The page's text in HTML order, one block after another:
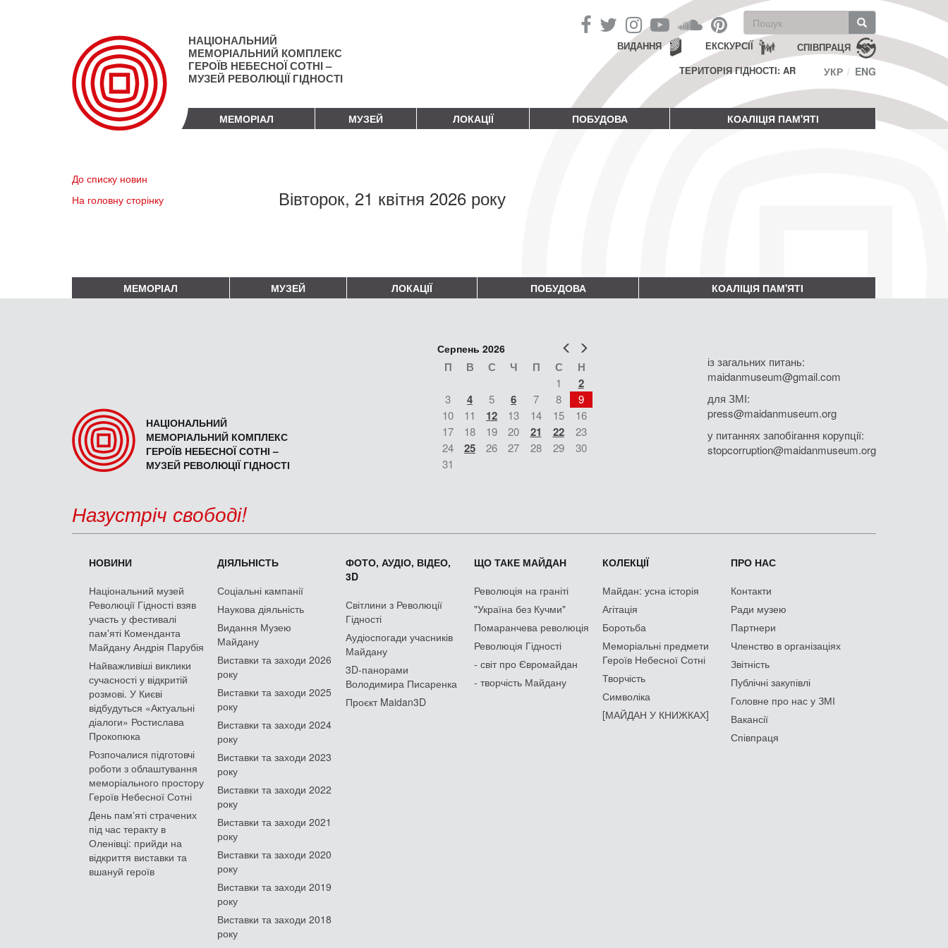
НАЦІОНАЛЬНИЙ
МЕМОРІАЛЬНИЙ КОМПЛЕКС
ГЕРОЇВ НЕБЕСНОЇ СОТНІ –
МУЗЕЙ РЕВОЛЮЦІЇ ГІДНОСТІ
Пошукова
форма
Пошук СПІВПРАЦЯ
ЕКСКУРСІЇ
ВИДАННЯ
ТЕРИТОРІЯ ГІДНОСТІ: AR
УКР ENG
МЕМОРІАЛ МУЗЕЙ ЛОКАЦІЇ ПОБУДОВА КОАЛІЦІЯ ПАМ'ЯТІ
До списку новин
На головну сторінку
Вівторок, 21 квітня 2026 року
МЕМОРІАЛ МУЗЕЙ ЛОКАЦІЇ ПОБУДОВА КОАЛІЦІЯ ПАМ'ЯТІ
НАЦІОНАЛЬНИЙ
МЕМОРІАЛЬНИЙ КОМПЛЕКС
ГЕРОЇВ НЕБЕСНОЇ СОТНІ –
МУЗЕЙ РЕВОЛЮЦІЇ ГІДНОСТІ
Попер
Серпень 2026
П В С Ч П С Н
1 2
3 4 5 6 7 8
9
10
11 12 13 14 15
16
17
18 19 20 21 22
23
24
25 26 27 28 29
30
31
із загальних питань:
maidanmuseum@gmail.com
для ЗМІ:
press@maidanmuseum.org
у питаннях запобігання корупції:
stopcorruption@maidanmuseum.org
Назустріч свободі!
НОВИНИ
Національний музей
Революції Гідності взяв
участь у фестивалі
пам'яті Коменданта
Майдану Андрія Парубія
Найважливіші виклики
сучасності у відкритій
розмові. У Києві
відбудуться «Актуальні
діалоги» Ростислава
Прокопюка
Розпочалися підготовчі
роботи з облаштування
меморіального простору
Героїв Небесної Сотні
День памʼяті страчених
під час теракту в
Оленівці: прийди на
відкриття виставки та
вшануй героїв
ДІЯЛЬНІСТЬ
Соціальні кампанії
Наукова діяльність
Видання Музею
Майдану
Виставки та заходи 2026
року
Виставки та заходи 2025
року
Виставки та заходи 2024
року
Виставки та заходи 2023
року
Виставки та заходи 2022
року
Виставки та заходи 2021
року
Виставки та заходи 2020
року
Виставки та заходи 2019
року
Виставки та заходи 2018
року
ФОТО, АУДІО, ВІДЕО,
3D
Світлини з Революції
Гідності
Аудіоспогади учасників
Майдану
3D-панорами
Володимира Писаренка
Проєкт Maidan3D
ЩО ТАКЕ МАЙДАН
Революція на граніті
"Україна без Кучми"
Помаранчева революція
Революція Гідності
- світ про Євромайдан
- творчість Майдану
КОЛЕКЦІЇ
Майдан: усна історія
Агітація
Боротьба
Меморіальні предмети
Героїв Небесної Сотні
Творчість
Символіка
[МАЙДАН У КНИЖКАХ]
ПРО НАС
Контакти
Ради музею
Партнери
Членство в організаціях
Звітність
Публічні закупівлі
Головне про нас у ЗМІ
Вакансії
Співпраця